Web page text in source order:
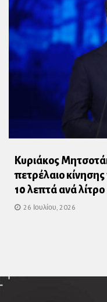
Κυριάκος
πετρέλαιο
10 λεπτά ανά λίτρο
26 Ιουλίου, 2026